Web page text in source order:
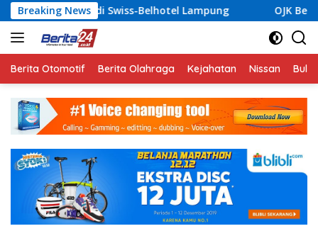
Langsung
ke
konten
Breaking News
Belhotel Lampung OJK Bersama Pemkab
Berita Otomotif Berita Olahraga Kejahatan Nissan